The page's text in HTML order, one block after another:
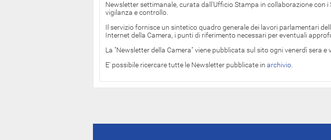
Newsletter settimanale, curata dall'Ufficio Stampa in collaborazione con
vigilanza e controllo.
Il servizio fornisce un sintetico quadro generale dei lavori parlamentari
Internet della Camera, i punti di riferimento necessari per eventuali
La "Newsletter della Camera" viene pubblicata sul sito ogni venerdì sera
E' possibile ricercare tutte le Newsletter pubblicate in archivio